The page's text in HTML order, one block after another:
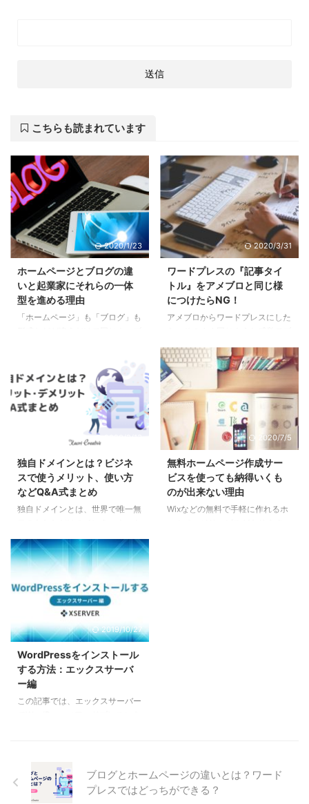
こちらも読まれています
2020/1/23
ホームページとブログの違
いと起業家にそれらの一体
型を進める理由
「ホームページ」も「ブログ」も
事では、あえて「ホームページ」
という表現を使用しています。
起業家さんには、時系列のブログ
だけとか、ブログは外部の無料サ
イトで別にホームページがある、
という構造はやめて、ブログと事
業の情報をしっかりと見せられる
ホームページ（ウェブサイト）と
を一つのサイトの中に一緒に置く
ことをおすすめしています。 ユ
ーザーの動線的にも、SEO的に
も、そのほうが有利だと考えるか
サイト）とは何か ホームページ
...
2020/3/31
ワードプレスの『記事タイ
トル』をアメブロと同じ様
につけたらNG！
アメブロからワードプレスにした
ログを書いていてもWordPressの
力を生かすことはできません。ア
メブロ独特な記事の書き方の一つ
に「記事タイトル」があります。
登録読者ではなく、検索ユーザー
を考えながらつけてゆきましょ
う。
独自ドメインとは？ビジネ
スで使うメリット、使い方
などQ&A式まとめ
独自ドメインとは、世界で唯一無
上の住所です。 独自ドメインを
取るかどうかを考えていらっしゃ
るなら、この記事を読み進めてく
メリット・デメリット、取得方
法、活用法、選び方までをQ&A形
式で説明しています。 無料でド
メインを使う方法もご紹介してい
自ドメインとは？ 世界で唯一の
インターネット上の住所 自分の
ホームページ、ブログのアドレス
になるもの ドメインがバッティ
2020/7/5
無料ホームページ作成サー
ビスを使っても納得いくも
のが出来ない理由
Wixなどの無料で手軽に作れるホ
2019/10/27
WordPressをインストール
する方法：エックスサーバ
ー編
この記事では、エックスサーバー
てステップごとに解説しているの
で、見ながら行えば数分で完了し
ます。 インストールとは、使え
ブログとホームページの違いとは？ワード
プレスではどっちができる？